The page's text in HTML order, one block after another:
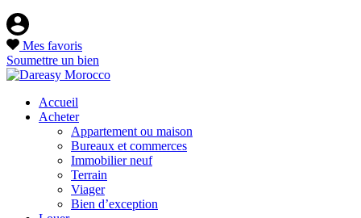
Mes favoris
Soumettre un bien
Accueil
Acheter
Appartement ou maison
Bureaux et commerces
Immobilier neuf
Terrain
Viager
Bien d’exception